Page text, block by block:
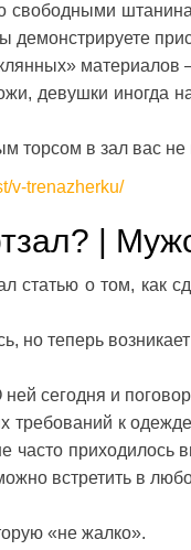
свободными
демонстрируете
материалов
девушки иногда
торсом в зал вас не
v-trenazherku/
|
статью о том, как
но теперь
сегодня и
требований к
часто приходилось
встретить в
«не жалко».